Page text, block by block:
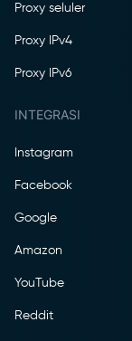
Proxy seluler
Proxy IPv4
Proxy IPv6
INTEGRASI
Instagram
Facebook
Google
Amazon
YouTube
Reddit